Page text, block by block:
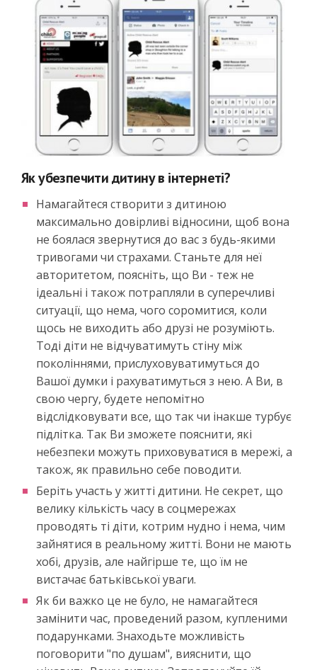
Як убезпечити дитину в інтернеті?
Намагайтеся створити з дитиною
максимально довірливі відносини, щоб вона
не боялася звернутися до вас з будь-якими
тривогами чи страхами. Станьте для неї
авторитетом, поясніть, що Ви - теж не
ідеальні і також потрапляли в суперечливі
ситуації, що нема, чого соромитися, коли
щось не виходить або друзі не розуміють.
Тоді діти не відчуватимуть стіну між
поколіннями, прислуховуватимуться до
Вашої думки і рахуватимуться з нею. А Ви, в
свою чергу, будете непомітно
відслідковувати все, що так чи інакше турбує
підлітка. Так Ви зможете пояснити, які
небезпеки можуть приховуватися в мережі, а
також, як правильно себе поводити.
Беріть участь у житті дитини. Не секрет, що
велику кількість часу в соцмережах
проводять ті діти, котрим нудно і нема, чим
зайнятися в реальному житті. Вони не мають
хобі, друзів, але найгірше те, що їм не
вистачає батьківської уваги.
Як би важко це не було, не намагайтеся
замінити час, проведений разом, купленими
подарунками. Знаходьте можливість
поговорити "по душам", вияснити, що